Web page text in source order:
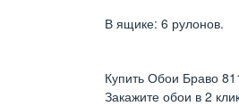
В ящике: 6 рулонов.
Купить Обои Браво
Закажите обои в 2